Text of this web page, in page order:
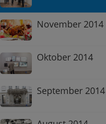
November 2014
Oktober 2014
September 2014